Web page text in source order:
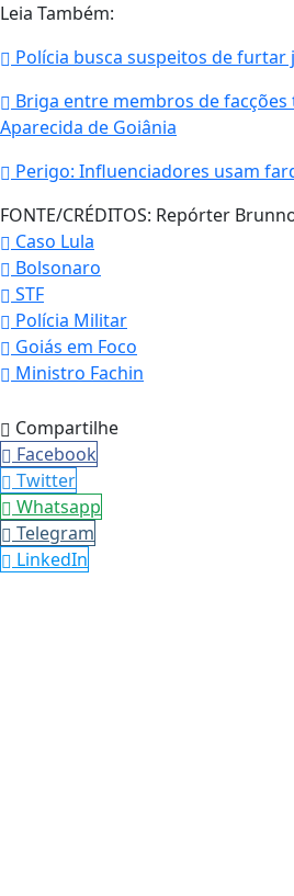
Leia Também:
Polícia busca suspeitos de
Briga entre membros de
Aparecida de Goiânia
Perigo: Influenciadores usam
FONTE/CRÉDITOS: Repórter
Caso Lula
Bolsonaro
STF
Polícia Militar
Goiás em Foco
Ministro Fachin
Compartilhe
Facebook
Twitter
Whatsapp
Telegram
LinkedIn